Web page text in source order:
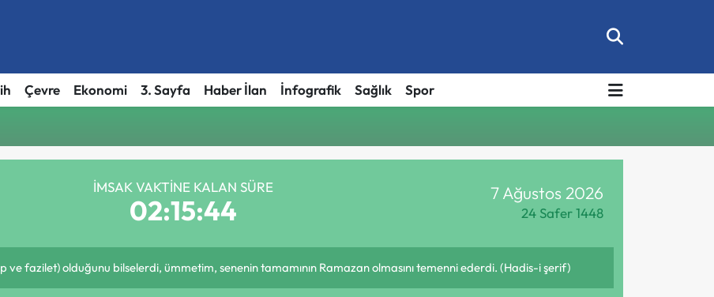
Çevre Ekonomi 3. Sayfa Haber İlan İnfografik Sağlık Spor
İMSAK VAKTINE KALAN SÜRE
02:15:44
7 Ağustos 2026
24 Safer 1448
ve fazilet) olduğunu bilselerdi, ümmetim, senenin tamamının Ramazan olmasını temenni ederdi. (Hadis-i şerif)